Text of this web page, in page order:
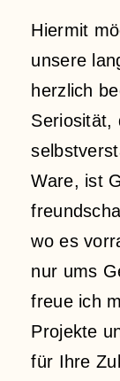
Hiermit
unsere
herzlich
Seriosität,
Ware, ist
wo es
nur ums
freue ich
Projekte
für Ihre